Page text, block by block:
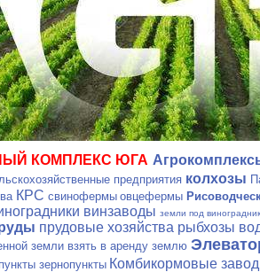
КОМПЛЕКС ЮГА
предприятия колхозы
КРС свинофермы овцефермы
винзаводы земли под
прудовые хозяйства рыбхозы
земли взять в аренду землю
зернопункты Комбикормовые